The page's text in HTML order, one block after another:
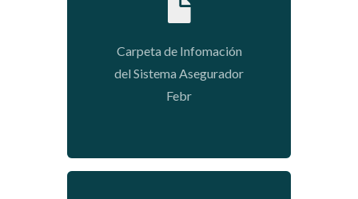
Carpeta de Infomación
del Sistema Asegurador
Febr